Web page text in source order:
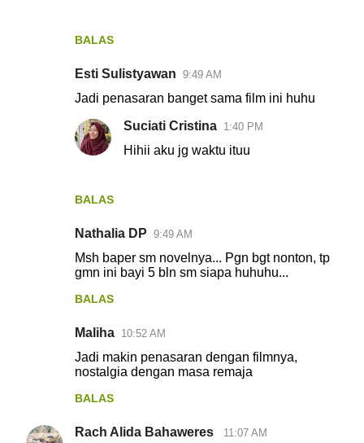
BALAS
Esti Sulistyawan 9:49 AM
Jadi penasaran banget sama film ini huhu
BALAS
Suciati Cristina 1:40 PM
Hihii aku jg waktu ituu
Nathalia DP 9:49 AM
Msh baper sm novelnya... Pgn bgt nonton, tp
gmn ini bayi 5 bln sm siapa huhuhu...
BALAS
Maliha 10:52 AM
Jadi makin penasaran dengan filmnya,
nostalgia dengan masa remaja
BALAS
Rach Alida Bahaweres 11:07 AM